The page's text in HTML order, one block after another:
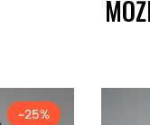
-25%